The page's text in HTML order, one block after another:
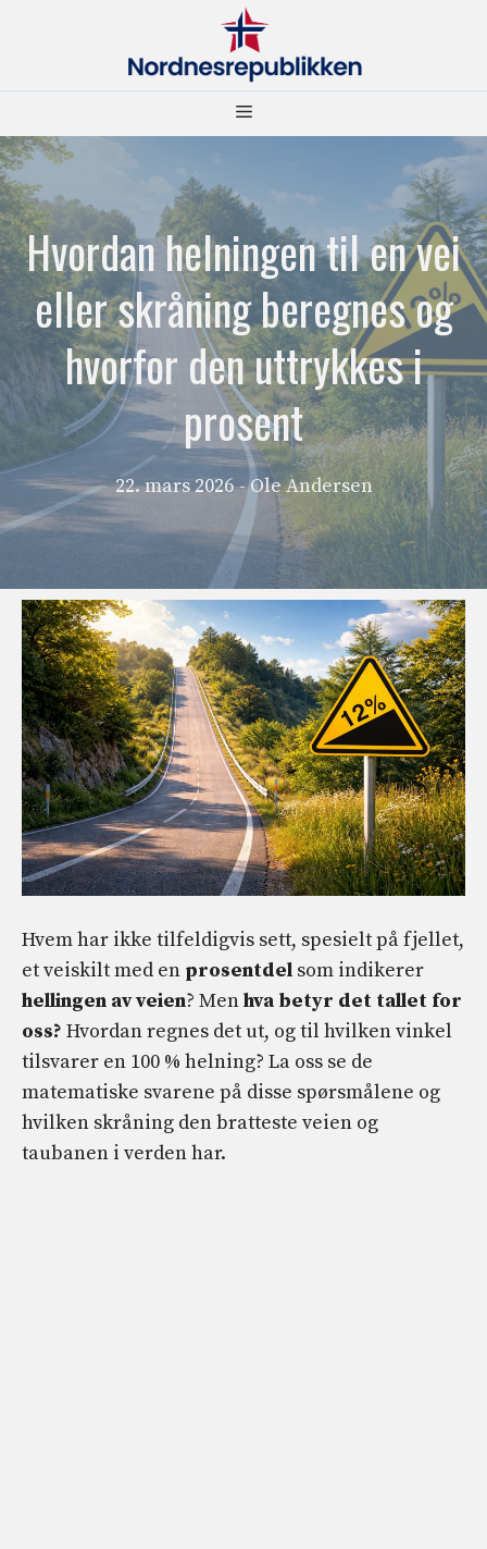
Meny
Hvordan helningen til en vei
eller skråning beregnes og
hvorfor den uttrykkes i
prosent
22. mars 2026 - Ole Andersen
Hvem har ikke tilfeldigvis sett, spesielt på fjellet,
et veiskilt med en prosentdel som indikerer
hellingen av veien? Menhva betyr det tallet for
oss? Hvordan regnes det ut, og til hvilken vinkel
tilsvarer en 100 % helning? La oss se de
matematiske svarene på disse spørsmålene og
hvilken skråning den bratteste veien og
taubanen i verden har.